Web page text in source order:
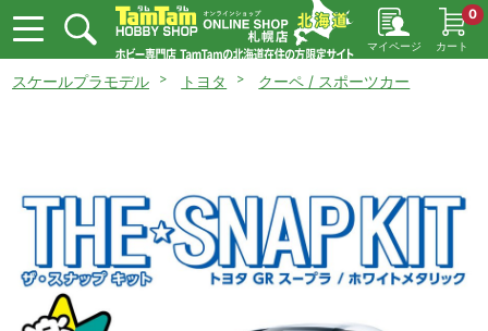
マイページ カート
0
スケールプラモデル トヨタ クーペ / スポーツカー